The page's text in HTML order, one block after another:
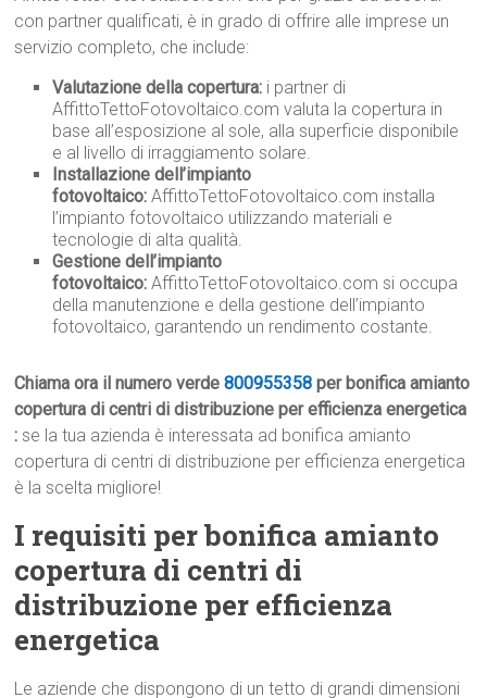
con partner qualificati, è in grado di offrire alle imprese un
servizio completo, che include:
Valutazione della copertura: i partner di
AffittoTettoFotovoltaico.com valuta la copertura in
base all’esposizione al sole, alla superficie disponibile
e al livello di irraggiamento solare.
Installazione dell’impianto
fotovoltaico: AffittoTettoFotovoltaico.com installa
l’impianto fotovoltaico utilizzando materiali e
tecnologie di alta qualità.
Gestione dell’impianto
fotovoltaico: AffittoTettoFotovoltaico.com si occupa
della manutenzione e della gestione dell’impianto
fotovoltaico, garantendo un rendimento costante.
Chiama ora il numero verde800955358 per bonifica amianto
copertura di centri di distribuzione per efficienza energetica
: se la tua azienda è interessata ad bonifica amianto
copertura di centri di distribuzione per efficienza energetica
è la scelta migliore!
I requisiti per bonifica amianto
copertura di centri di
distribuzione per efficienza
energetica
Le aziende che dispongono di un tetto di grandi dimensioni